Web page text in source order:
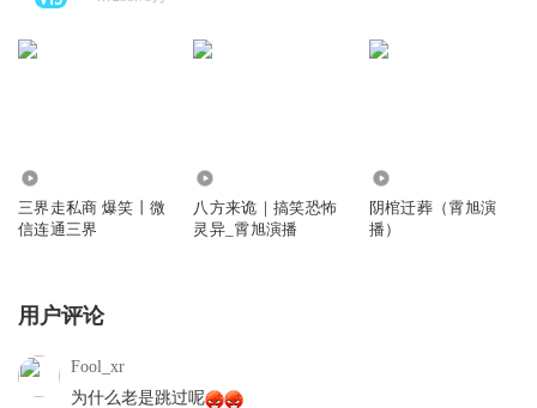
三界走私商 爆笑丨微
信连通三界
八方来诡｜搞笑恐怖
灵异_霄旭演播
阴棺迁葬（霄旭演
播）
用户评论
Fool_xr
为什么老是跳过呢